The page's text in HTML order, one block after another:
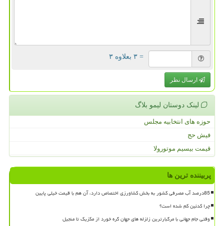
= ۳ بعلاوه ۳
ارسال نظر
لینک دوستان لیمو بلاگ
حوزه های انتخابیه مجلس
فیش حج
قیمت بیسیم موتورولا
پربیننده ترین ها
85درصد آب مصرفی کشور به بخش کشاورزی اختصاص دارد، آن هم با قیمت خیلی پایین
چرا کدئین کم شده است؟
وقتی جام جهانی با مرگبارترین زلزله های جهان گره خورد از مکزیک تا منجیل